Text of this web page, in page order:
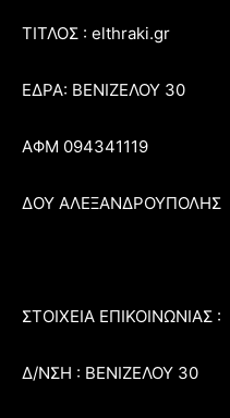
ΤΙΤΛΟΣ : elthraki.gr
ΕΔΡΑ: ΒΕΝΙΖΕΛΟΥ 30
ΑΦΜ 094341119
ΔΟΥ ΑΛΕΞΑΝΔΡΟΥΠΟΛΗΣ
ΣΤΟΙΧΕΙΑ ΕΠΙΚΟΙΝΩΝΙΑΣ :
Δ/ΝΣΗ : ΒΕΝΙΖΕΛΟΥ 30